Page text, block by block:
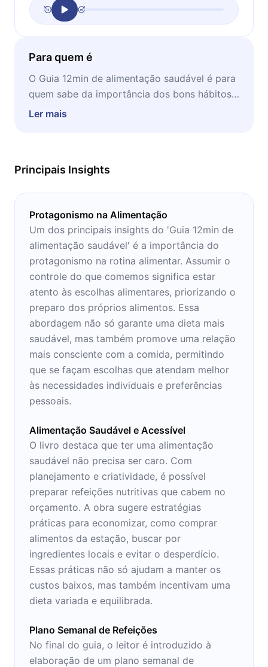
Para quem é
O Guia 12min de alimentação saudável é para
quem sabe da importância dos bons hábitos
alimentares para preservar a saúde. É feito
Ler mais
Principais Insights
Protagonismo na Alimentação
Um dos principais insights do 'Guia 12min de
alimentação saudável' é a importância do
protagonismo na rotina alimentar. Assumir o
controle do que comemos significa estar
atento às escolhas alimentares, priorizando o
preparo dos próprios alimentos. Essa
abordagem não só garante uma dieta mais
saudável, mas também promove uma relação
mais consciente com a comida, permitindo
que se façam escolhas que atendam melhor
às necessidades individuais e preferências
pessoais.
Alimentação Saudável e Acessível
O livro destaca que ter uma alimentação
saudável não precisa ser caro. Com
planejamento e criatividade, é possível
preparar refeições nutritivas que cabem no
orçamento. A obra sugere estratégias
práticas para economizar, como comprar
alimentos da estação, buscar por
ingredientes locais e evitar o desperdício.
Essas práticas não só ajudam a manter os
custos baixos, mas também incentivam uma
dieta variada e equilibrada.
Plano Semanal de Refeições
No final do guia, o leitor é introduzido à
elaboração de um plano semanal de